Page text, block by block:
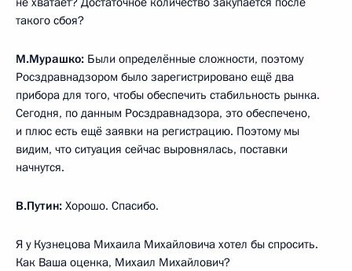
такого сбоя?
М.Мурашко: Были определённые сложности, поэтому
Росздравнадзором было зарегистрировано ещё два
прибора для того, чтобы обеспечить стабильность рынка.
Сегодня, по данным Росздравнадзора, это обеспечено,
и плюс есть ещё заявки на регистрацию. Поэтому мы
видим, что ситуация сейчас выровнялась, поставки
начнутся.
В.Путин: Хорошо. Спасибо.
Я у Кузнецова Михаила Михайловича хотел бы спросить.
Как Ваша оценка, Михаил Михайлович?